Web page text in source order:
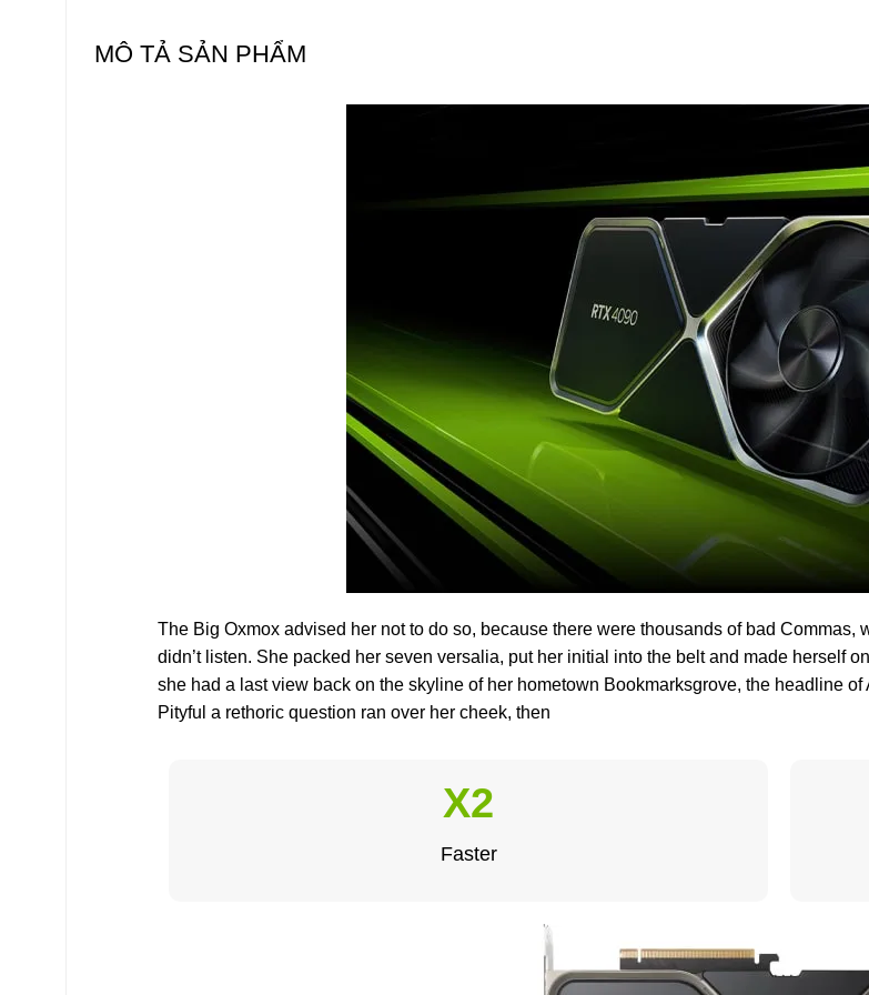
MÔ TẢ SẢN PHẨM
The Big Oxmox advised her not to do so, because there were thousands of bad
didn’t listen. She packed her seven versalia, put her initial into the belt and made herself
she had a last view back on the skyline of her hometown Bookmarksgrove, the headline
Pityful a rethoric question ran over her cheek, then
X2
Faster